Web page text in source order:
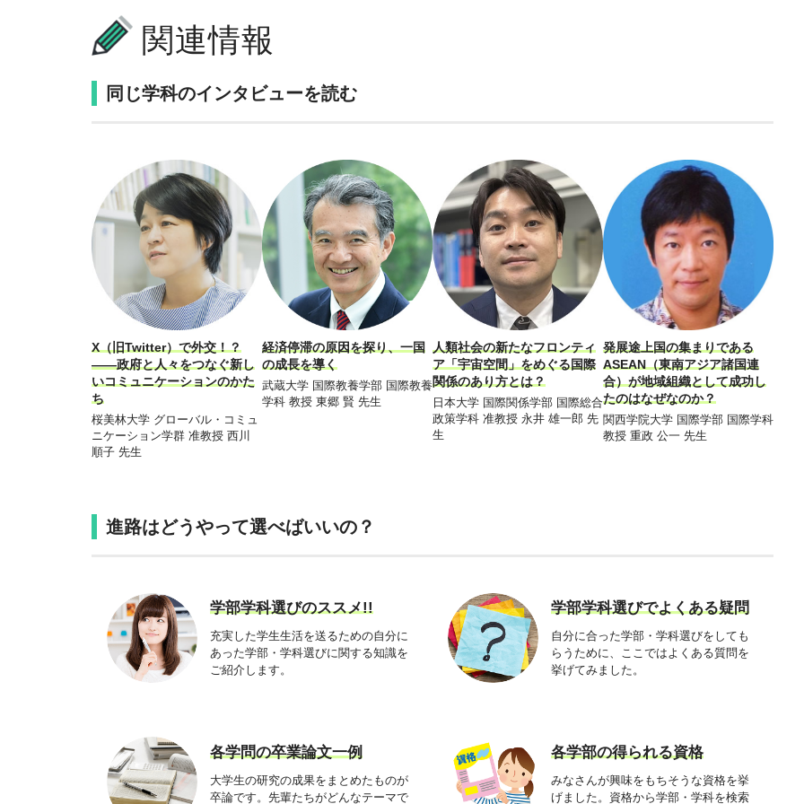
関連情報
同じ学科のインタビューを読む
X（旧Twitter）で外交！？
――政府と人々をつなぐ新し
いコミュニケーションのかた
ち
桜美林大学 グローバル・コミュ
ニケーション学群 准教授 西川
順子 先生
経済停滞の原因を探り、一国
の成長を導く
武蔵大学 国際教養学部 国際教養
学科 教授 東郷 賢 先生
人類社会の新たなフロンティ
ア「宇宙空間」をめぐる国際
関係のあり方とは？
日本大学 国際関係学部 国際総合
政策学科 准教授 永井 雄一郎 先
生
発展途上国の集まりである
ASEAN（東南アジア諸国連
合）が地域組織として成功し
たのはなぜなのか？
関西学院大学 国際学部 国際学科
教授 重政 公一 先生
進路はどうやって選べばいいの？
学部学科選びのススメ!!
充実した学生生活を送るための自分に
あった学部・学科選びに関する知識を
ご紹介します。
学部学科選びでよくある疑問
自分に合った学部・学科選びをしても
らうために、ここではよくある質問を
挙げてみました。
各学問の卒業論文一例
大学生の研究の成果をまとめたものが
卒論です。先輩たちがどんなテーマで
各学部の得られる資格
みなさんが興味をもちそうな資格を挙
げました。資格から学部・学科を検索